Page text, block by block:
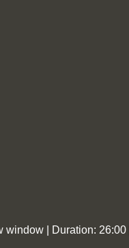
window Duration: 26:00